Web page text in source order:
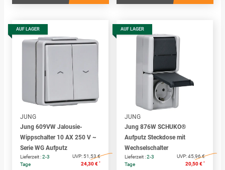
AUF LAGER
JUNG
Jung 609VW Jalousie-
Wippschalter 10 AX 250 V ~
Serie WG Aufputz
Lieferzeit :2-3
Tage
UVP: 51,53 €
24,30 € *
AUF LAGER
JUNG
Jung 876W SCHUKO®
Aufputz Steckdose mit
Wechselschalter
Lieferzeit :2-3
Tage
UVP:45,96 €
20,50 € *